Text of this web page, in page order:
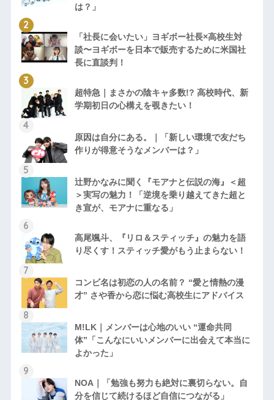
は？」
「社長に会いたい」ヨギボー社長×高校生対
談〜ヨギボーを日本で販売するために米国社
長に直談判！
超特急｜まさかの陰キャ多数!? 高校時代、新
学期初日の心構えを覗きたい！
原因は自分にある。｜「新しい環境で友だち
作りが得意そうなメンバーは？」
辻野かなみに聞く『モアナと伝説の海』＜超
＞実写の魅力！「逆境を乗り越えてきた超と
き宣が、モアナに重なる」
高尾颯斗、『リロ＆スティッチ』の魅力を語
り尽くす！スティッチ愛がもう止まらない！
コンビ名は初恋の人の名前？ “愛と情熱の漫
才” さや香から恋に悩む高校生にアドバイス
M!LK｜メンバーは心地のいい “運命共同
体”「こんなにいいメンバーに出会えて本当に
よかった」
NOA｜「勉強も努力も絶対に裏切らない。自
分を信じて続けるほど自信につながる」